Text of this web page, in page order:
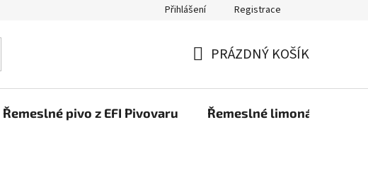
Přihlášení Registrace
KOŠÍK
PRÁZDNÝ KOŠÍK
Řemeslné pivo z EFI Pivovaru Řemeslné limonády z EFI